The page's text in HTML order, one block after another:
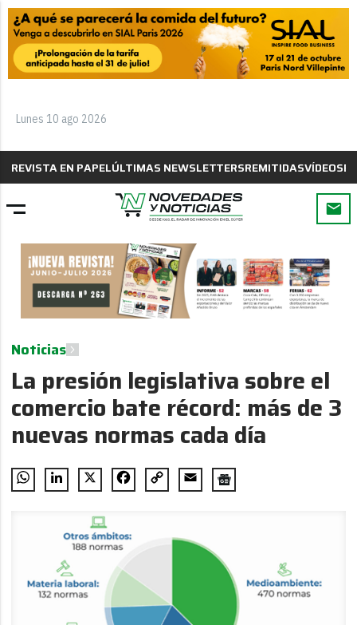
Lunes 10 ago 2026
REVISTA EN PAPELÚLTIMAS NEWSLETTERSREMITIDASVÍDEOS
Noticias
La presión legislativa sobre el
comercio bate récord: más de 3
nuevas normas cada día
WhatsAppLinkedIn
X FacebookCopy
Email